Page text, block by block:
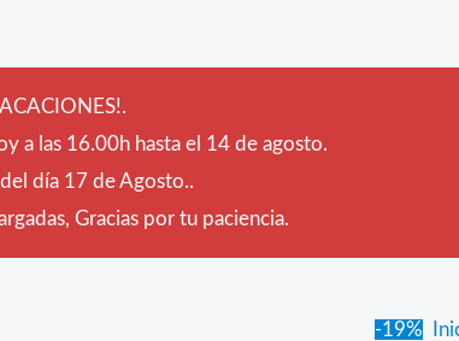
a las 16.00h hasta el 14 de agosto.
día 17 de Agosto..
Gracias por tu paciencia.
-19%